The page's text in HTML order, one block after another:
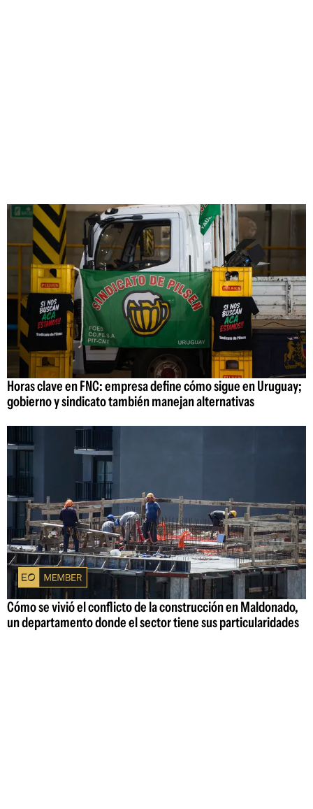
Horas clave en FNC: empresa define cómo sigue en Uruguay;
gobierno y sindicato también manejan alternativas
Cómo se vivió el conflicto de la construcción en Maldonado,
un departamento donde el sector tiene sus particularidades